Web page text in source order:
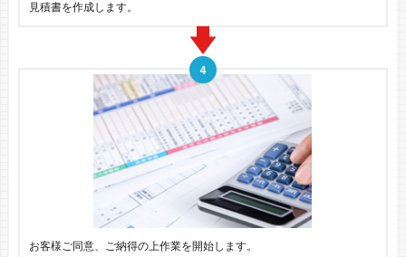
見積書を作成します。
お客様ご同意、ご納得の上作業を開始します。